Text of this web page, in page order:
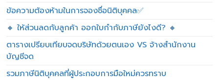
ข้อความต้องห้ามในการจองชื่อนิติบุคคล✅
🔸 ให้ส่วนลดกับลูกค้า ออกใบกำกับภาษียังไงดี? 🔸
ตารางเปรียบเทียบจดบริษัทด้วยตนเอง VS จ้างสำนักงาน
บัญชีจด
รวมภาษีนิติบุคคลที่ผู้ประกอบการมือใหม่ควรทราบ